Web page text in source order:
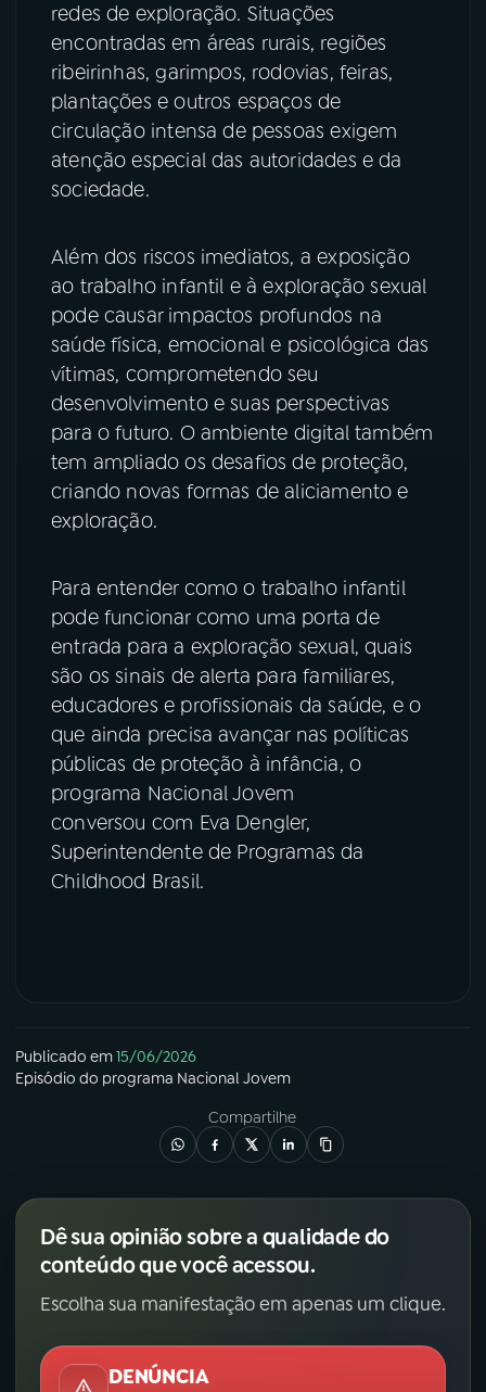
redes de exploração. Situações
encontradas em áreas rurais, regiões
ribeirinhas, garimpos, rodovias, feiras,
plantações e outros espaços de
circulação intensa de pessoas exigem
atenção especial das autoridades e da
sociedade.
Além dos riscos imediatos, a exposição
ao trabalho infantil e à exploração sexual
pode causar impactos profundos na
saúde física, emocional e psicológica das
vítimas, comprometendo seu
desenvolvimento e suas perspectivas
para o futuro. O ambiente digital também
tem ampliado os desafios de proteção,
criando novas formas de aliciamento e
exploração.
Para entender como o trabalho infantil
pode funcionar como uma porta de
entrada para a exploração sexual, quais
são os sinais de alerta para familiares,
educadores e profissionais da saúde, e o
que ainda precisa avançar nas políticas
públicas de proteção à infância, o
programa Nacional Jovem
conversou com Eva Dengler,
Superintendente de Programas da
Childhood Brasil.
Publicado em15/06/2026
Episódio do programa Nacional Jovem
Compartilhe
Dê sua opinião sobre a qualidade do
conteúdo que você acessou.
Escolha sua manifestação em apenas um clique.
DENÚNCIA